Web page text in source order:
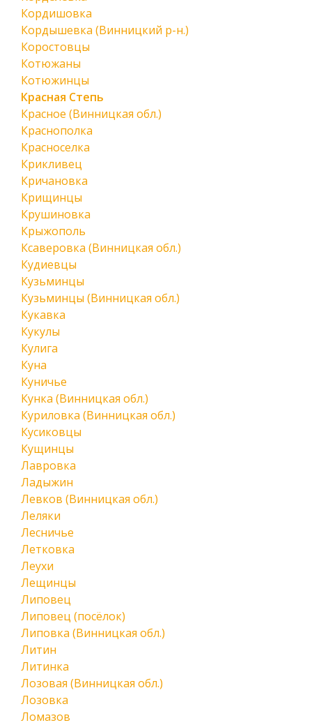
Кордишовка
Кордышевка (Винницкий р-н.)
Коростовцы
Котюжаны
Котюжинцы
Красная Степь
Красное (Винницкая обл.)
Краснополка
Красноселка
Крикливец
Кричановка
Крищинцы
Крушиновка
Крыжополь
Ксаверовка (Винницкая обл.)
Кудиевцы
Кузьминцы
Кузьминцы (Винницкая обл.)
Кукавка
Кукулы
Кулига
Куна
Куничье
Кунка (Винницкая обл.)
Куриловка (Винницкая обл.)
Кусиковцы
Кущинцы
Лавровка
Ладыжин
Левков (Винницкая обл.)
Леляки
Лесничье
Летковка
Леухи
Лещинцы
Липовец
Липовец (посёлок)
Липовка (Винницкая обл.)
Литин
Литинка
Лозовая (Винницкая обл.)
Лозовка
Ломазов